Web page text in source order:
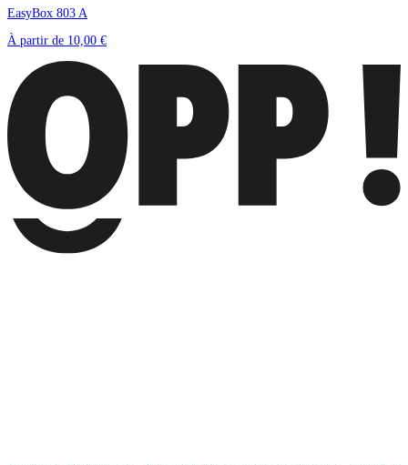
EasyBox 803 A
À partir de 10,00 €